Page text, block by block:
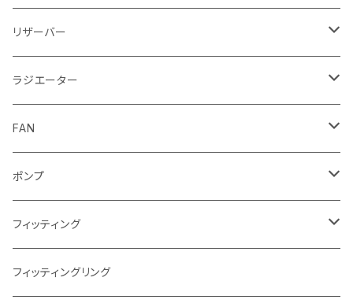
CPUウォーターブロック
Intel
AMD
GPUウォーターブロック
NVIDIA
AMD
モノブロック
リザーバー
EK-RESチューブ（交換用）
EK-D5 Series
ディストロプレート
ラジエーター
ラジエーターサイズ240mm
ラジエーターサイズ280mm
ラジエーターサイズ360mm
ラジエーターサイズ420mm
FAN
FANサイズ120mm
FANサイズ140mm
ポンプ
ディストロプレート
フィッティング
ニッケル Nickel
フィッティングリング